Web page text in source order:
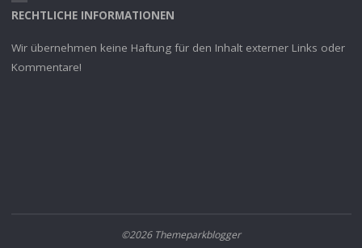
RECHTLICHE INFORMATIONEN
Wir übernehmen keine Haftung für den Inhalt externer Links oder
Kommentare!
©2026 Themeparkblogger